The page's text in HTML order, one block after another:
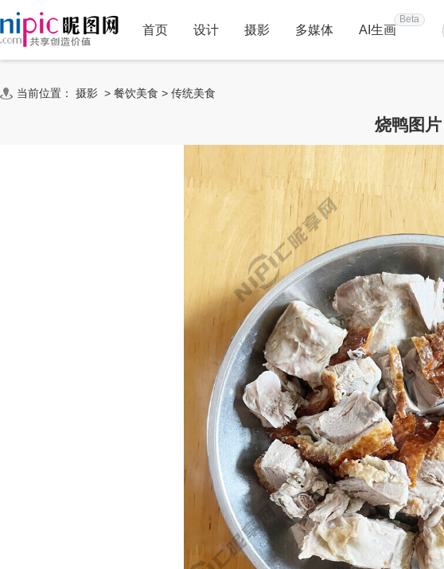
首页 设计 摄影 多媒体 AI生画
Beta
当前位置： 摄影 > 餐饮美食 > 传统美食
烧鸭图片